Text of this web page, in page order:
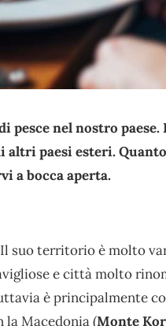
pesce nel nostro
paesi esteri.
a bocca aperta.
suo territorio è molto
e città molto
è principalmente
Macedonia (Monte